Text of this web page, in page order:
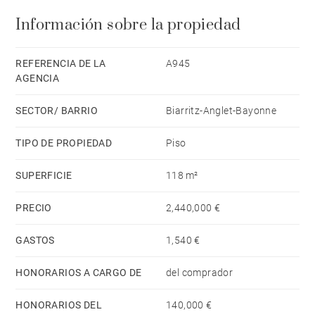
completan esta propiedad excepcional.
Información sobre la propiedad
REFERENCIA DE LA
AGENCIA
A945
SECTOR/ BARRIO Biarritz-Anglet-Bayonne
TIPO DE PROPIEDAD Piso
SUPERFICIE 118 m²
PRECIO 2,440,000 €
GASTOS 1,540 €
HONORARIOS A CARGO DE del comprador
HONORARIOS DEL
140,000 €